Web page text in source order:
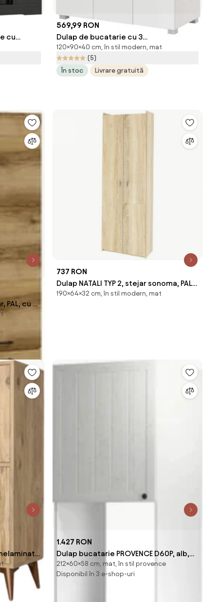
cu
569,99 RON
Dulap de bucatarie cu 3
compartimente si sistem de prindere
de perete, PAL alb, 90x40x120cm
HOMCOM | Aosom Romania
120×90×40 cm, în stil modern, mat
(5)
În stoc
Livrare gratuită
PAL, cu 2
737 RON
Dulap NATALI TYP 2, stejar sonoma, PAL
melaminat, cu 2 usi, 64x32x190
190×64×32 cm, în stil modern, mat
1.427 RON
Dulap bucatarie PROVENCE D60P, alb,
DTD laminat, 60x58x212 cm
212×60×58 cm, mat, în stil provence
Disponibil în 3 e-shop-uri